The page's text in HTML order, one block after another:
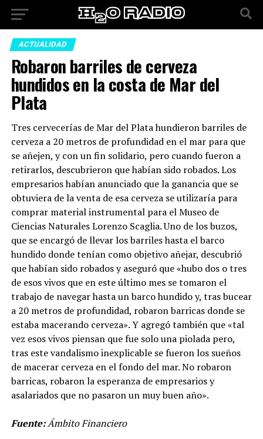
ACTUALIDAD
Robaron barriles de cerveza
hundidos en la costa de Mar del
Plata
Tres cervecerías de Mar del Plata hundieron barriles de
cerveza a 20 metros de profundidad en el mar para que
se añejen, y con un fin solidario, pero cuando fueron a
retirarlos, descubrieron que habían sido robados. Los
empresarios habían anunciado que la ganancia que se
obtuviera de la venta de esa cerveza se utilizaría para
comprar material instrumental para el Museo de
Ciencias Naturales Lorenzo Scaglia. Uno de los buzos,
que se encargó de llevar los barriles hasta el barco
hundido donde tenían como objetivo añejar, descubrió
que habían sido robados y aseguró que «hubo dos o tres
de esos vivos que en este último mes se tomaron el
trabajo de navegar hasta un barco hundido y, tras bucear
a 20 metros de profundidad, robaron barricas donde se
estaba macerando cerveza». Y agregó también que «tal
vez esos vivos piensan que fue solo una piolada pero,
tras este vandalismo inexplicable se fueron los sueños
de macerar cerveza en el fondo del mar. No robaron
barricas, robaron la esperanza de empresarios y
asalariados que no pasaron un muy buen año».
Fuente:Ámbito Financiero